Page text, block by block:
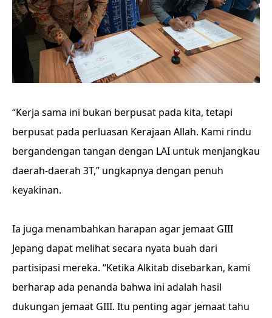
“Kerja sama ini bukan berpusat pada kita, tetapi
berpusat pada perluasan Kerajaan Allah. Kami rindu
bergandengan tangan dengan LAI untuk menjangkau
daerah-daerah 3T,” ungkapnya dengan penuh
keyakinan.
Ia juga menambahkan harapan agar jemaat GIII
Jepang dapat melihat secara nyata buah dari
partisipasi mereka. “Ketika Alkitab disebarkan, kami
berharap ada penanda bahwa ini adalah hasil
dukungan jemaat GIII. Itu penting agar jemaat tahu